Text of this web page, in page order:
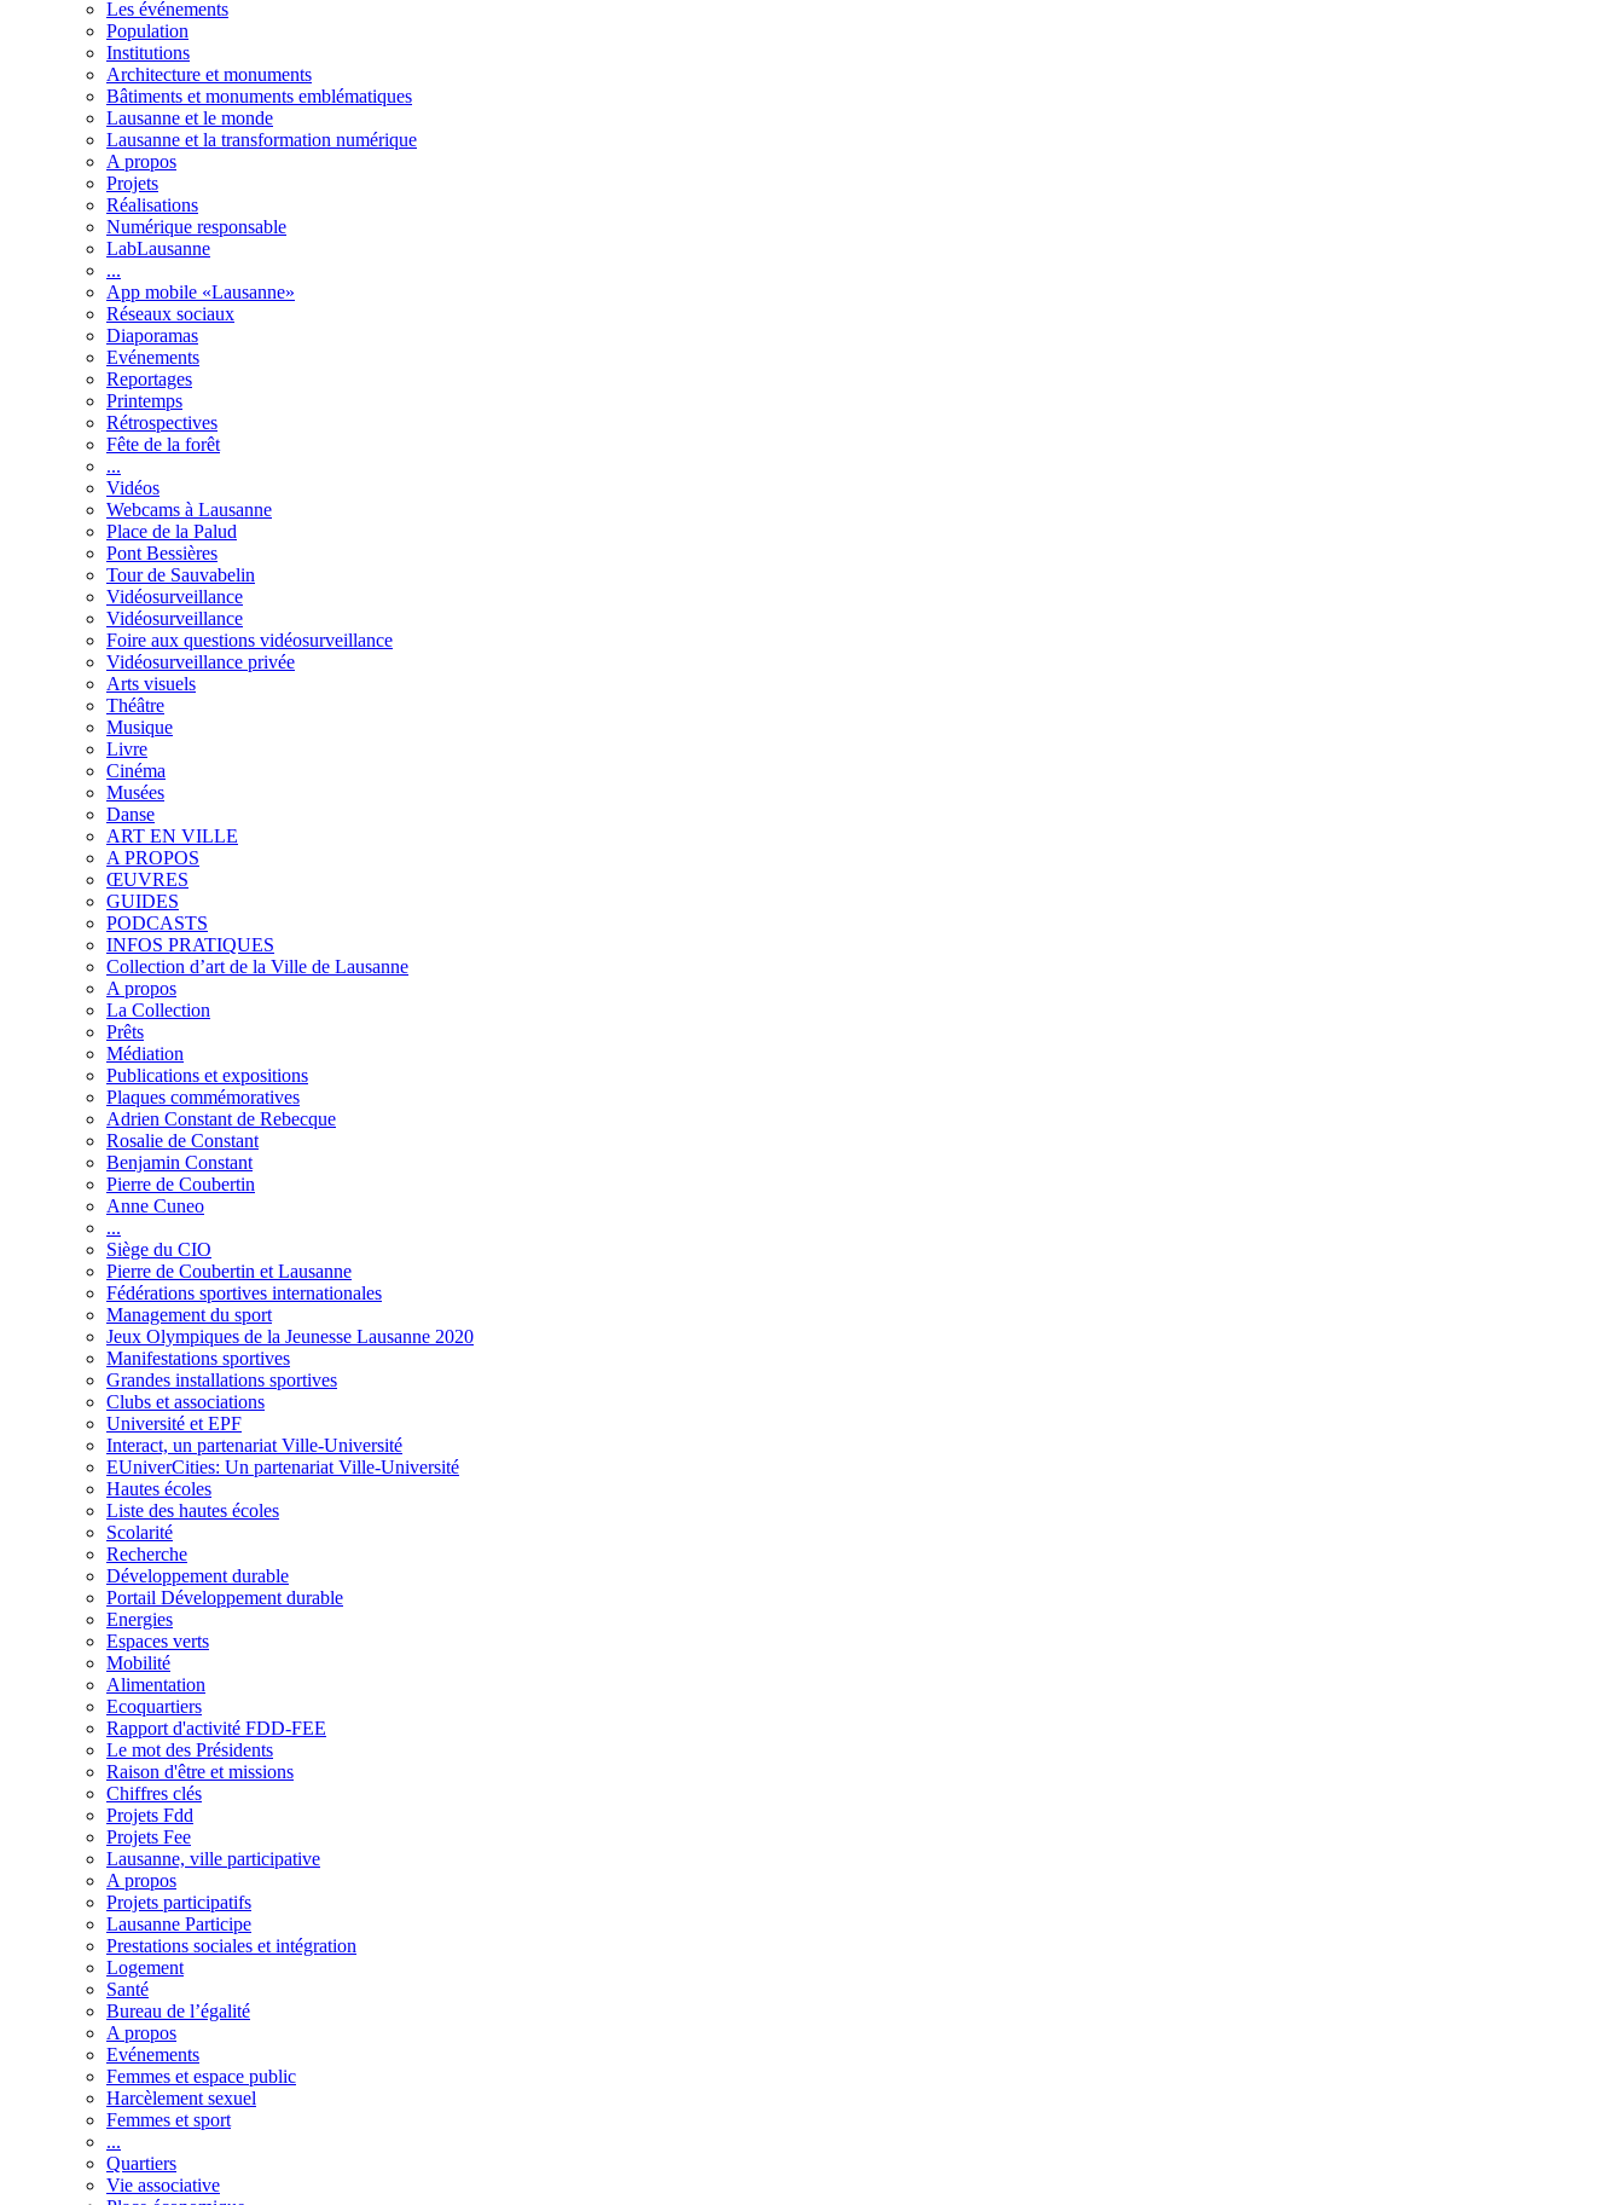
Les événements
Population
Institutions
Architecture et monuments
Bâtiments et monuments emblématiques
Lausanne et le monde
Lausanne et la transformation numérique
A propos
Projets
Réalisations
Numérique responsable
LabLausanne
...
App mobile «Lausanne»
Réseaux sociaux
Diaporamas
Evénements
Reportages
Printemps
Rétrospectives
Fête de la forêt
...
Vidéos
Webcams à Lausanne
Place de la Palud
Pont Bessières
Tour de Sauvabelin
Vidéosurveillance
Vidéosurveillance
Foire aux questions vidéosurveillance
Vidéosurveillance privée
Arts visuels
Théâtre
Musique
Livre
Cinéma
Musées
Danse
ART EN VILLE
A PROPOS
ŒUVRES
GUIDES
PODCASTS
INFOS PRATIQUES
Collection d’art de la Ville de Lausanne
A propos
La Collection
Prêts
Médiation
Publications et expositions
Plaques commémoratives
Adrien Constant de Rebecque
Rosalie de Constant
Benjamin Constant
Pierre de Coubertin
Anne Cuneo
...
Siège du CIO
Pierre de Coubertin et Lausanne
Fédérations sportives internationales
Management du sport
Jeux Olympiques de la Jeunesse Lausanne 2020
Manifestations sportives
Grandes installations sportives
Clubs et associations
Université et EPF
Interact, un partenariat Ville-Université
EUniverCities: Un partenariat Ville-Université
Hautes écoles
Liste des hautes écoles
Scolarité
Recherche
Développement durable
Portail Développement durable
Energies
Espaces verts
Mobilité
Alimentation
Ecoquartiers
Rapport d'activité FDD-FEE
Le mot des Présidents
Raison d'être et missions
Chiffres clés
Projets Fdd
Projets Fee
Lausanne, ville participative
A propos
Projets participatifs
Lausanne Participe
Prestations sociales et intégration
Logement
Santé
Bureau de l’égalité
A propos
Evénements
Femmes et espace public
Harcèlement sexuel
Femmes et sport
...
Quartiers
Vie associative